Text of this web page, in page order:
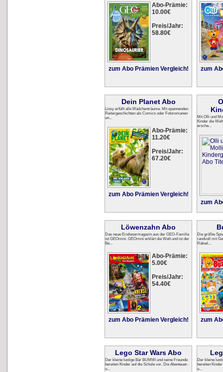
Abo-Prämie:
10.00€
Preis/Jahr:
58.80€
zum Abo Prämien Vergleich! zum
Dein Planet Abo
Lissy erfüllt alle Mädchenträume. Mit spannenden
Reitergeschichten als Comics oder Fotoromanen
un...
Abo-Prämie:
11.20€
Preis/Jahr:
67.20€
zum Abo Prämien Vergleich!
Mit Olli und
Kinder die
ersche...
zum
Löwenzahn Abo
Das neue Erstlesermagazin aus der GEO-Familie
ist GEOmini. GEOmini erklärt die Welt und ist der
Be...
Abo-Prämie:
5.00€
Preis/Jahr:
54.40€
zum Abo Prämien Vergleich!
Die größte
randvoll mit
Rätsel...
zum
Lego Star Wars Abo
Der kleine lustige Bär BUMMI und seine Freunde
bereiten Kinder auf die Schule vor. Die Abenteuer-
u...
Der kleine
bereiten
u...